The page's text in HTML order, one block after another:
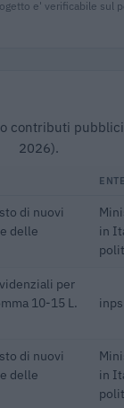
e' verificabile sul
contributi
2026).
di nuovi
delle
in
per
10-15 L.
inps
di nuovi
delle
in